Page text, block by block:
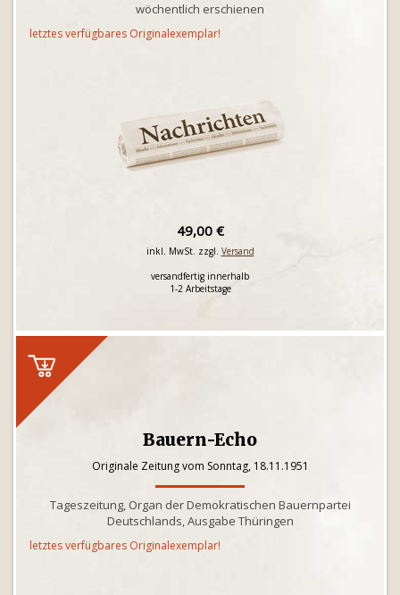
wöchentlich erschienen
letztes verfügbares Originalexemplar!
49,00 €
inkl. MwSt. zzgl. Versand
versandfertig innerhalb
1-2 Arbeitstage
Bauern-Echo
Originale Zeitung vom Sonntag, 18.11.1951
Tageszeitung, Organ der Demokratischen Bauernpartei
Deutschlands, Ausgabe Thüringen
letztes verfügbares Originalexemplar!